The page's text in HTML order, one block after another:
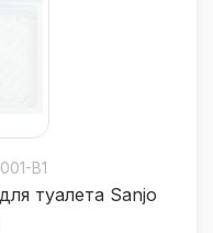
B1
туалета Sanjo